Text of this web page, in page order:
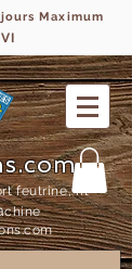
jours Maximum
feutrine, fil
chine